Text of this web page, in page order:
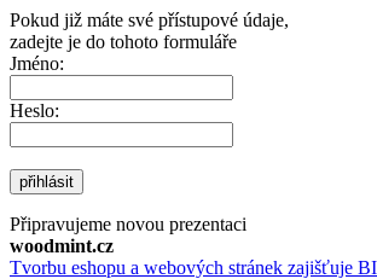
Pokud již máte své přístupové údaje,
zadejte je do tohoto formuláře
Jméno:
Heslo:
přihlásit
Připravujeme novou prezentaci
woodmint.cz
Tvorbu eshopu a webových stránek zajišťuje